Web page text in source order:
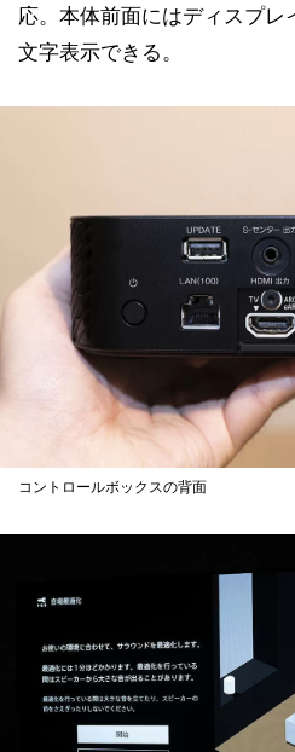
応。本体前面にはディスプレ
文字表示できる。
コントロールボックスの背面